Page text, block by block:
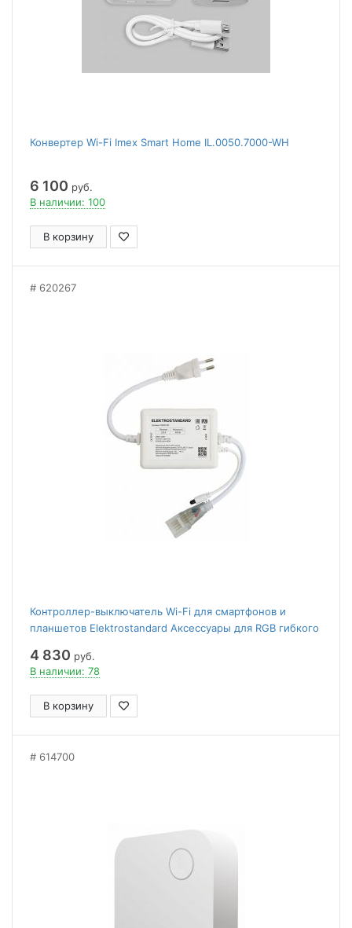
Конвертер Wi-Fi Imex Smart Home IL.0050.7000-WH
6 100 руб.
В наличии: 100
В корзину
620267
Контроллер-выключатель Wi-Fi для смартфонов и
планшетов Elektrostandard Аксессуары для RGB гибкого
4 830 руб.
В наличии: 78
В корзину
614700